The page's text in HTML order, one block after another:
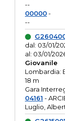
--
00000-
--
dal: 03/01/
al: 03/01/
Giovanile
Lombardia:
18 m
Gara
04161 -
Luglio,